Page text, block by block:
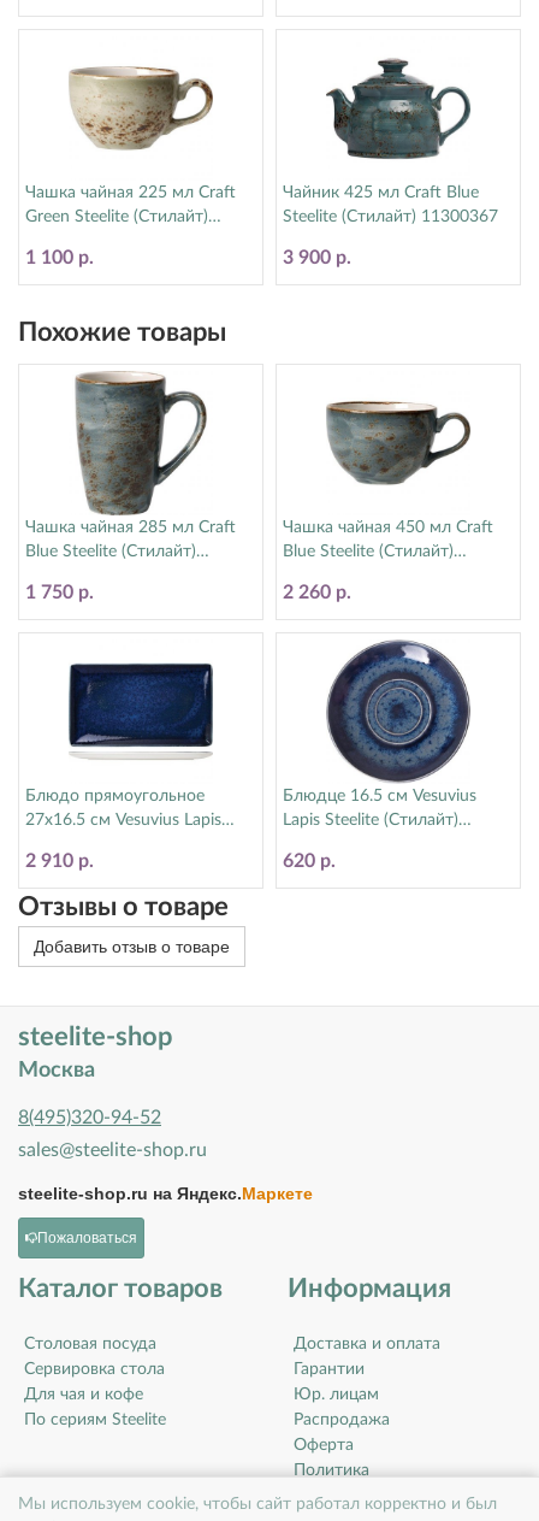
Мы используем cookie, чтобы сайт работал корректно и был
Чашка чайная 225 мл Craft
Green Steelite (Стилайт)
1 100 р.
Чайник 425 мл Craft Blue
Steelite (Стилайт) 11300367
3 900 р.
Похожие товары
Чашка чайная 285 мл Craft
Blue Steelite (Стилайт)
1 750 р.
Чашка чайная 450 мл Craft
Blue Steelite (Стилайт)
2 260 р.
Блюдо прямоугольное
27х16.5 см Vesuvius Lapis
2 910 р.
Блюдце 16.5 см Vesuvius
Lapis Steelite (Стилайт)
620 р.
Отзывы о товаре
Добавить отзыв о товаре
steelite-shop
Москва
8(495)320-94-52
sales@steelite-shop.ru
steelite-shop.ru на Яндекс.Маркете
Пожаловаться
Каталог товаров
Столовая посуда
Сервировка стола
Для чая и кофе
По сериям Steelite
Информация
Доставка и оплата
Гарантии
Юр. лицам
Распродажа
Оферта
Политика
конфиденциальности